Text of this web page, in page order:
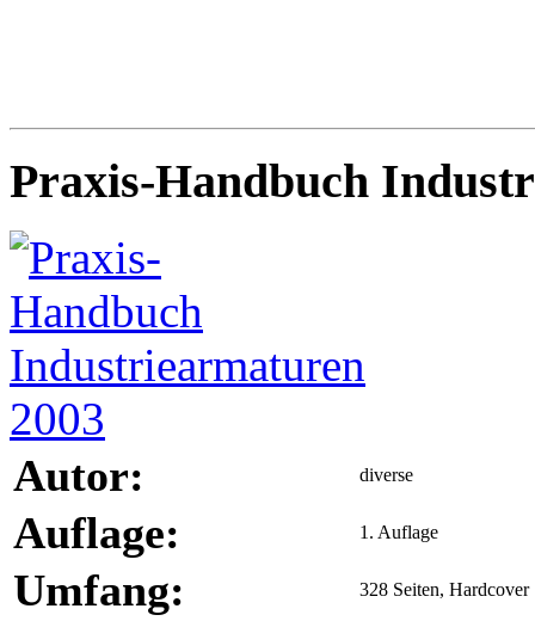
Praxis-Handbuch
Autor: diverse
Auflage: 1. Auflage
Umfang: 328 Seiten, Hardcover